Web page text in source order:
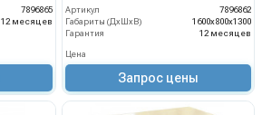
7896865
12 месяцев
Артикул
7896862
Габариты (ДхШхВ)
1600х800х1300
Гарантия
12 месяцев
Цена
Запрос цены